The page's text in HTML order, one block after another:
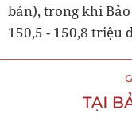
bán), trong khi
150,5 - 150,8 triệu